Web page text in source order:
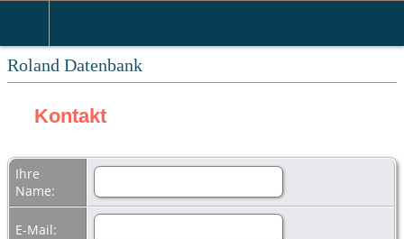
Roland Datenbank
Kontakt
Ihre
Name:
E-Mail: